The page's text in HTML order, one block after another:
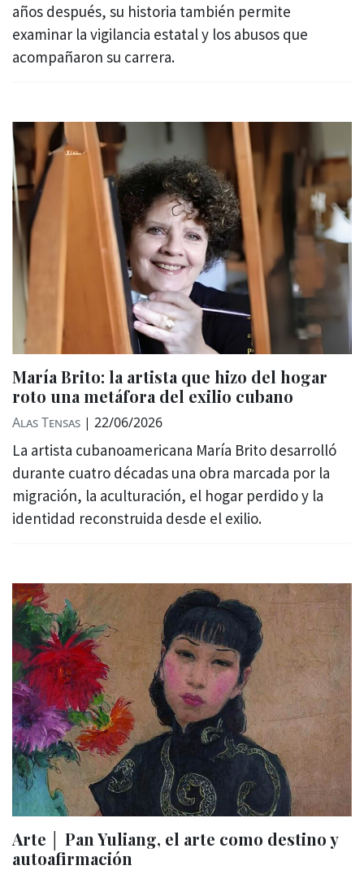
años después, su historia también permite
examinar la vigilancia estatal y los abusos que
acompañaron su carrera.
María Brito: la artista que hizo del hogar
roto una metáfora del exilio cubano
Alas Tensas | 22/06/2026
La artista cubanoamericana María Brito desarrolló
durante cuatro décadas una obra marcada por la
migración, la aculturación, el hogar perdido y la
identidad reconstruida desde el exilio.
Arte │ Pan Yuliang, el arte como destino y
autoafirmación